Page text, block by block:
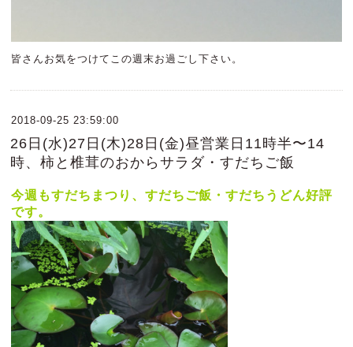
皆さんお気をつけてこの週末お過ごし下さい。
2018-09-25 23:59:00
26日(水)27日(木)28日(金)昼営業日11時半〜14
時、柿と椎茸のおからサラダ・すだちご飯
今週もすだちまつり、すだちご飯・すだちうどん好評
です。